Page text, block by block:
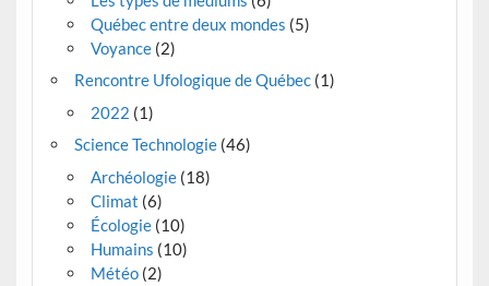
Québec entre deux mondes (5)
Voyance(2)
Rencontre Ufologique de Québec(1)
2022 (1)
Science Technologie(46)
Archéologie(18)
Climat (6)
Écologie(10)
Humains (10)
Météo(2)